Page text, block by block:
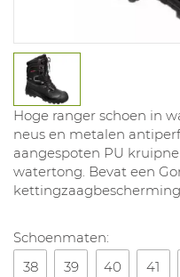
Hoge ranger schoen in
neus en metalen
aangespoten PU
watertong. Bevat een
kettingzaagbescherming
Schoenmaten:
38
39 40 41